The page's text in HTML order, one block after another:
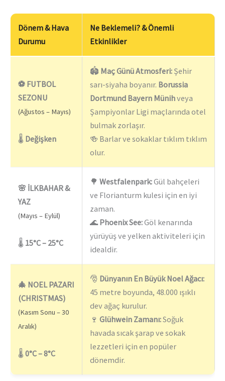
Dönem & Hava
Durumu
Ne Beklemeli? & Önemli
Etkinlikler
⚽ FUTBOL
SEZONU
(Ağustos – Mayıs)
🌡️ Değişken
🏟️ Maç Günü Atmosferi: Şehir
sarı-siyaha boyanır. Borussia
Dortmund Bayern Münihveya
Şampiyonlar Ligi maçlarında otel
bulmak zorlaşır.
🍻 Barlar ve sokaklar tıklım tıklım
olur.
🌸 İLKBAHAR &
YAZ
(Mayıs – Eylül)
🌡️ 15°C – 25°C
🌳 Westfalenpark:Gül bahçeleri
ve Florianturm kulesi için en iyi
zaman.
🌊 Phoenix See:Göl kenarında
yürüyüş ve yelken aktiviteleri için
idealdir.
🎄 NOEL PAZARI
(CHRISTMAS)
(Kasım Sonu – 30
Aralık)
🌡️ 0°C – 8°C
🎅 Dünyanın En Büyük Noel Ağacı:
45 metre boyunda, 48.000 ışıklı
dev ağaç kurulur.
🍷 Glühwein Zamanı:Soğuk
havada sıcak şarap ve sokak
lezzetleri için en popüler
dönemdir.